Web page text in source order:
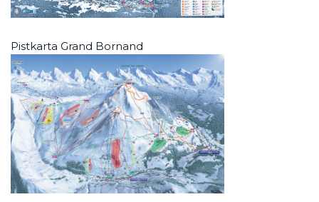
Pistkarta Grand Bornand